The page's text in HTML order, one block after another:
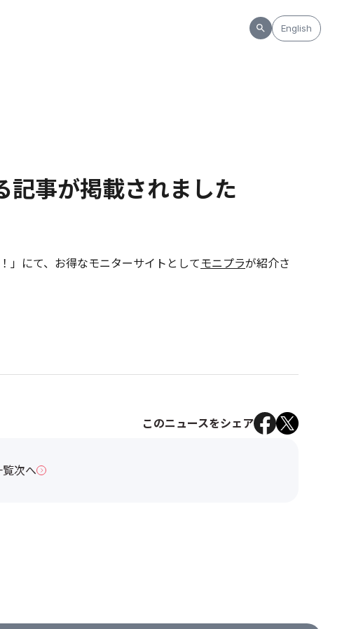
English
記事が掲載されました
」にて、お得なモニターサイトとしてモニプラが紹介さ
このニュースをシェア
覧次へ